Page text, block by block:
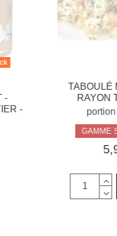
TABOULÉ
RAYON
portion de
GAMME
5,90 €